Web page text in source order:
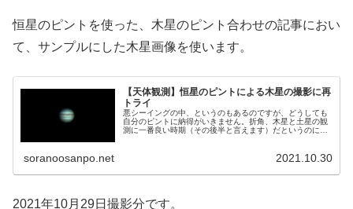
恒星のピントを使った、木星のピント合わせの記事におい
て、サンプルにした木星画像を使います。
【天体観測】恒星のピントによる木星の撮影に再
トライ
悪シーイングの中、というのもあるのですが、どうしても
自分のピントに納得がいきません。折角、木星と土星の観
測に一番良い時期（その後半と言えます）だというのに、
soranoosanpo.net 2021.10.30
2021年10月29日撮影分です。